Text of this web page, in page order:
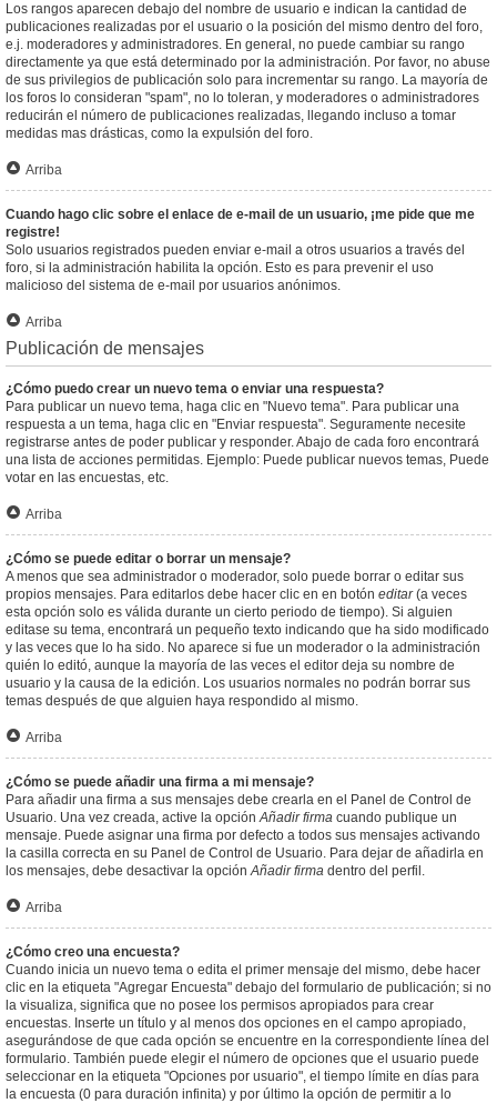
Los rangos aparecen debajo del nombre de usuario e indican la cantidad de
publicaciones realizadas por el usuario o la posición del mismo dentro del foro,
e.j. moderadores y administradores. En general, no puede cambiar su rango
directamente ya que está determinado por la administración. Por favor, no abuse
de sus privilegios de publicación solo para incrementar su rango. La mayoría de
los foros lo consideran "spam", no lo toleran, y moderadores o administradores
reducirán el número de publicaciones realizadas, llegando incluso a tomar
medidas mas drásticas, como la expulsión del foro.
Arriba
Cuando hago clic sobre el enlace de e-mail de un usuario, ¡me pide que me
registre!
Solo usuarios registrados pueden enviar e-mail a otros usuarios a través del
foro, si la administración habilita la opción. Esto es para prevenir el uso
malicioso del sistema de e-mail por usuarios anónimos.
Arriba
Publicación de mensajes
¿Cómo puedo crear un nuevo tema o enviar una respuesta?
Para publicar un nuevo tema, haga clic en "Nuevo tema". Para publicar una
respuesta a un tema, haga clic en "Enviar respuesta". Seguramente necesite
registrarse antes de poder publicar y responder. Abajo de cada foro encontrará
una lista de acciones permitidas. Ejemplo: Puede publicar nuevos temas, Puede
votar en las encuestas, etc.
Arriba
¿Cómo se puede editar o borrar un mensaje?
A menos que sea administrador o moderador, solo puede borrar o editar sus
propios mensajes. Para editarlos debe hacer clic en en botón editar(a veces
esta opción solo es válida durante un cierto periodo de tiempo). Si alguien
editase su tema, encontrará un pequeño texto indicando que ha sido modificado
y las veces que lo ha sido. No aparece si fue un moderador o la administración
quién lo editó, aunque la mayoría de las veces el editor deja su nombre de
usuario y la causa de la edición. Los usuarios normales no podrán borrar sus
temas después de que alguien haya respondido al mismo.
Arriba
¿Cómo se puede añadir una firma a mi mensaje?
Para añadir una firma a sus mensajes debe crearla en el Panel de Control de
Usuario. Una vez creada, active la opciónAñadir firma cuando publique un
mensaje. Puede asignar una firma por defecto a todos sus mensajes activando
la casilla correcta en su Panel de Control de Usuario. Para dejar de añadirla en
los mensajes, debe desactivar la opciónAñadir firma dentro del perfil.
Arriba
¿Cómo creo una encuesta?
Cuando inicia un nuevo tema o edita el primer mensaje del mismo, debe hacer
clic en la etiqueta "Agregar Encuesta" debajo del formulario de publicación; si no
la visualiza, significa que no posee los permisos apropiados para crear
encuestas. Inserte un título y al menos dos opciones en el campo apropiado,
asegurándose de que cada opción se encuentre en la correspondiente línea del
formulario. También puede elegir el número de opciones que el usuario puede
seleccionar en la etiqueta "Opciones por usuario", el tiempo límite en días para
la encuesta (0 para duración infinita) y por último la opción de permitir a lo